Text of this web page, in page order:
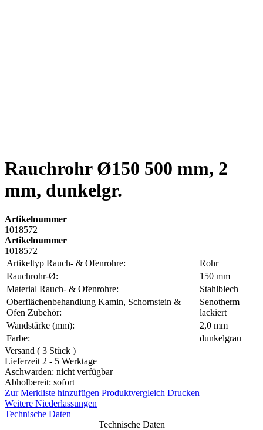
Rauchrohr Ø150 500 mm, 2
mm, dunkelgr.
Artikelnummer
1018572
Artikelnummer
1018572
Artikeltyp Rauch- & Ofenrohre:
Rohr
Rauchrohr-Ø:
150 mm
Material Rauch- & Ofenrohre:
Stahlblech
Oberflächenbehandlung Kamin, Schornstein &
Ofen Zubehör:
Senotherm
lackiert
Wandstärke (mm):
2,0 mm
Farbe:
dunkelgrau
Versand ( 3 Stück )
Lieferzeit 2 - 5 Werktage
Aschwarden: nicht verfügbar
Abholbereit: sofort
Zur Merkliste hinzufügen Produktvergleich Drucken
Weitere Niederlassungen
Technische Daten
Technische Daten